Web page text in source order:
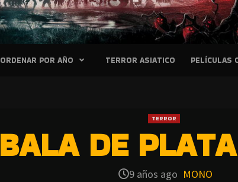
ORDENAR POR AÑO TERROR ASIATICO PELÍCULAS
TERROR
BALA DE
9 años ago MONO